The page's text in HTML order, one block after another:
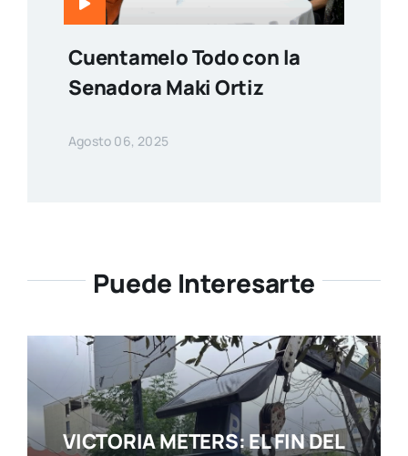
Cuentamelo Todo con la
Senadora Maki Ortiz
Agosto 06, 2025
Puede Interesarte
VICTORIA METERS: EL FIN DEL